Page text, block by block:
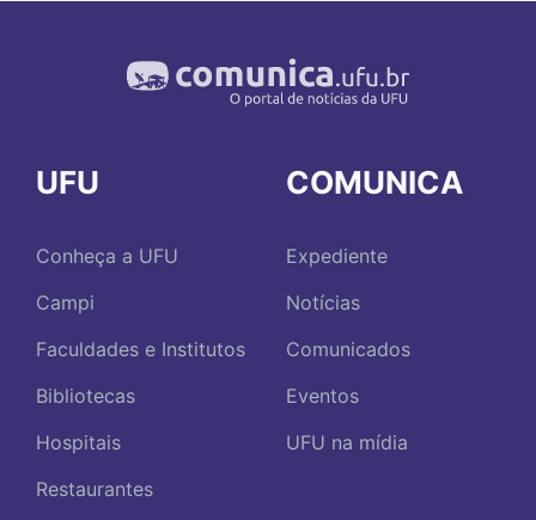
UFU
Conheça a UFU
Campi
Faculdades e Institutos
Bibliotecas
Hospitais
Restaurantes
COMUNICA
Expediente
Notícias
Comunicados
Eventos
UFU na mídia